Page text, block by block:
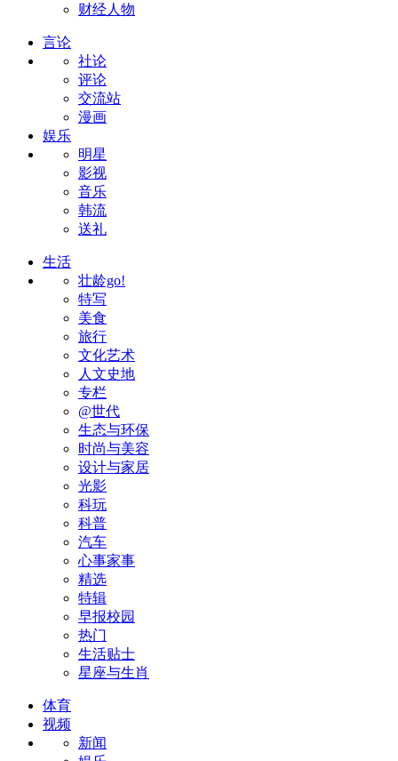
财经人物
言论
社论
评论
交流站
漫画
娱乐
明星
影视
音乐
韩流
送礼
生活
壮龄go!
特写
美食
旅行
文化艺术
人文史地
专栏
@世代
生态与环保
时尚与美容
设计与家居
光影
科玩
科普
汽车
心事家事
精选
特辑
早报校园
热门
生活贴士
星座与生肖
体育
视频
新闻